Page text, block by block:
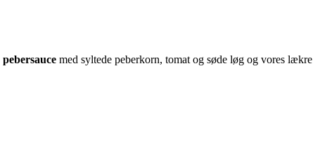
pebersauce med syltede peberkorn, tomat og søde løg og vores lækre